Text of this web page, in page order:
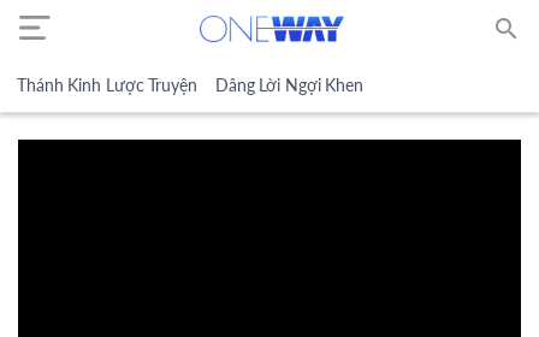
search
Thánh Kinh Lược Truyện Dâng Lời Ngợi Khen